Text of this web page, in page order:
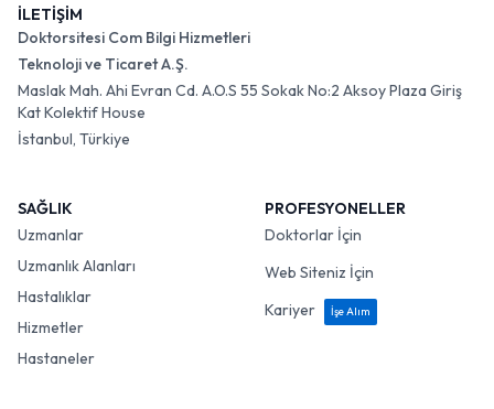
İLETİŞİM
Doktorsitesi Com Bilgi Hizmetleri
Teknoloji ve Ticaret A.Ş.
Maslak Mah. Ahi Evran Cd. A.O.S 55 Sokak No:2 Aksoy Plaza Giriş
Kat Kolektif House
İstanbul, Türkiye
SAĞLIK
Uzmanlar
Uzmanlık Alanları
Hastalıklar
Hizmetler
Hastaneler
PROFESYONELLER
Doktorlar İçin
Web Siteniz İçin
Kariyer
İşe Alım